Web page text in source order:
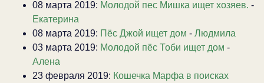
08 марта 2019: Молодой пес Мишка ищет хозяев. -
Екатерина
08 марта 2019: Пёс Джой ищет дом - Людмила
03 марта 2019: Молодой пёс Тоби ищет дом -
Алена
23 февраля 2019: Кошечка Марфа в поисках